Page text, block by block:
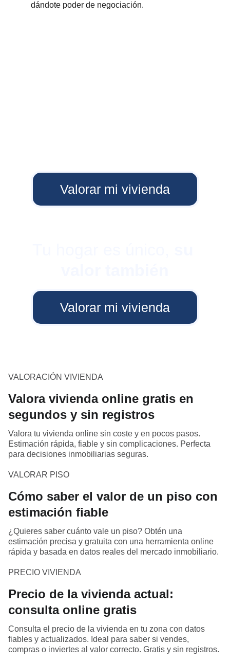
dándote poder de negociación.
Valorar mi vivienda
Valorar mi vivienda
VALORACIÓN VIVIENDA
Valora vivienda online gratis en
segundos y sin registros
Valora tu vivienda online sin coste y en pocos pasos.
Estimación rápida, fiable y sin complicaciones. Perfecta
para decisiones inmobiliarias seguras.
VALORAR PISO
Cómo saber el valor de un piso con
estimación fiable
¿Quieres saber cuánto vale un piso? Obtén una
estimación precisa y gratuita con una herramienta online
rápida y basada en datos reales del mercado inmobiliario.
PRECIO VIVIENDA
Precio de la vivienda actual:
consulta online gratis
Consulta el precio de la vivienda en tu zona con datos
fiables y actualizados. Ideal para saber si vendes,
compras o inviertes al valor correcto. Gratis y sin registros.